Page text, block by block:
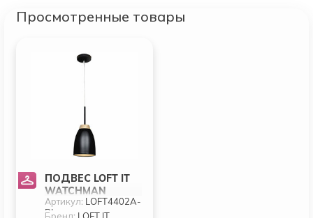
Просмотренные товары
ПОДВЕС LOFT IT
WATCHMAN
LOFT4402A-BL
Артикул: LOFT4402A-
BL